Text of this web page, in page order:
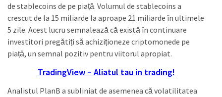
de stablecoins de pe piață. Volumul de stablecoins a
crescut de la 15 miliarde la aproape 21 miliarde în ultimele
5 zile. Acest lucru semnalează că există în continuare
investitori pregătiți să achiziționeze criptomonede pe
piață, un semnal pozitiv pentru viitorul apropiat.
TradingView – Aliatul tau in trading!
Analistul PlanB a subliniat de asemenea că volatilitatea